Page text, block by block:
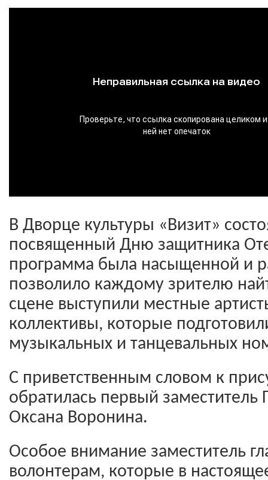
В Дворце культуры «Визит»
посвященный Дню защитника
программа была насыщенной и
позволило каждому зрителю
сцене выступили местные
коллективы, которые
музыкальных и танцевальных
С приветственным словом к
обратилась первый заместитель
Оксана Воронина.
Особое внимание заместитель
волонтерам, которые в